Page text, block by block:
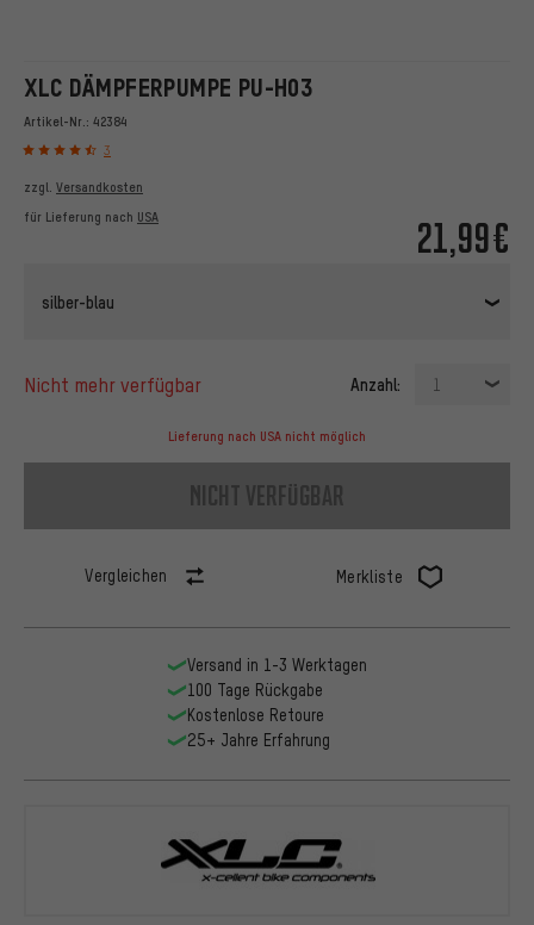
XLC DÄMPFERPUMPE PU-H03
Artikel-Nr.: 42384
3
21,99€
zzgl. Versandkosten
für Lieferung nach USA
silber-blau
nicht mehr verfügbar Anzahl: 1
Lieferung nach USA nicht möglich
nicht verfügbar
Vergleichen Merkliste
Versand in 1-3 Werktagen
100 Tage Rückgabe
Kostenlose Retoure
25+ Jahre Erfahrung
XLC